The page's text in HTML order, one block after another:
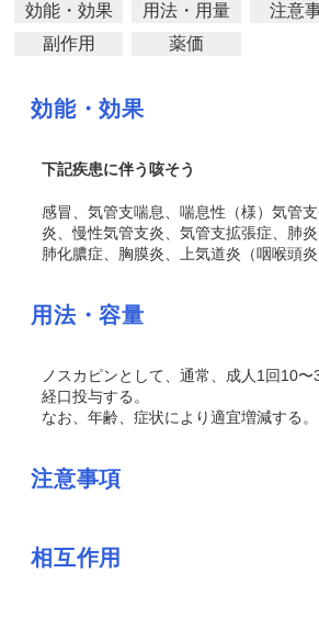
効能・効果 用法・用量 注意
副作用
薬価
効能・効果
下記疾患に伴う咳そう
感冒、気管支喘息、喘息性（様）気管
炎、慢性気管支炎、気管支拡張症、肺炎
肺化膿症、胸膜炎、上気道炎（咽喉頭炎
用法・容量
ノスカピンとして、通常、成人1回10
経口投与する。
なお、年齢、症状により適宜増減する。
注意事項
相互作用